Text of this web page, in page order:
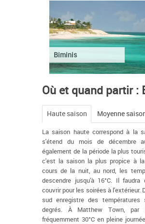
Biminis
Où et quand partir :
Haute saison Moyenne
La saison haute correspond à la
s'étend du mois de décembre
également de la période la plus
c'est la saison la plus propice à
cours de la nuit, au nord, les
descendre jusqu'à 16°C. Il
couvrir pour les soirées à l'extérieur.
sud enregistre des températures
degrés. À Matthew Town, par
fréquemment 30°C en pleine